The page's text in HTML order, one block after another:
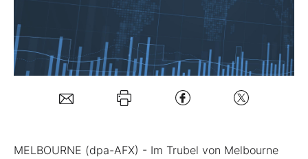
Mein Konto
Folgen Sie uns
Kontakt
MELBOURNE (dpa-AFX) - Im Trubel von Melbourne